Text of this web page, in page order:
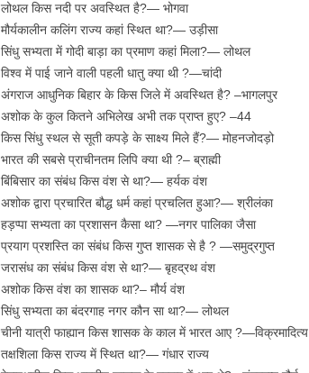
लोथल किस नदी पर अवस्थित है?— भोगवा
मौर्यकालीन कलिंग राज्य कहां स्थित था?— उड़ीसा
सिंधु सभ्यता में गोदी बाड़ा का प्रमाण कहां मिला?— लोथल
विश्व में पाई जाने वाली पहली धातु क्या थी ?—चांदी
अंगराज आधुनिक बिहार के किस जिले में अवस्थित है? –भागलपुर
अशोक के कुल कितने अभिलेख अभी तक प्राप्त हुए? –44
किस सिंधु स्थल से सूती कपड़े के साक्ष्य मिले हैं?— मोहनजोदड़ो
भारत की सबसे प्राचीनतम लिपि क्या थी ?– ब्राह्मी
बिंबिसार का संबंध किस वंश से था?— हर्यक वंश
अशोक द्वारा प्रचारित बौद्ध धर्म कहां प्रचलित हुआ?— श्रीलंका
हड़प्पा सभ्यता का प्रशासन कैसा था? —नगर पालिका जैसा
प्रयाग प्रशस्ति का संबंध किस गुप्त शासक से है ? —समुद्रगुप्त
जरासंध का संबंध किस वंश से था?— बृहद्रथ वंश
अशोक किस वंश का शासक था?– मौर्य वंश
सिंधु सभ्यता का बंदरगाह नगर कौन सा था?— लोथल
चीनी यात्री फाह्यान किस शासक के काल में भारत आए ?—विक्रमादित्य
तक्षशिला किस राज्य में स्थित था?— गंधार राज्य